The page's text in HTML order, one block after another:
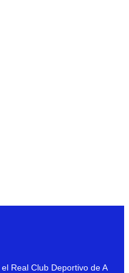
Real Club Deportivo de A